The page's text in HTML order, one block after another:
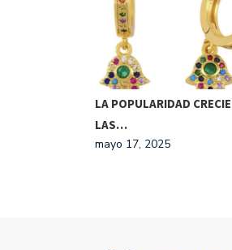
LA POPULARIDAD
LAS…
mayo 17, 2025